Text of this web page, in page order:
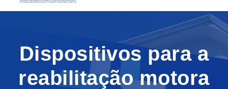
Dispositivos para a
reabilitação motora